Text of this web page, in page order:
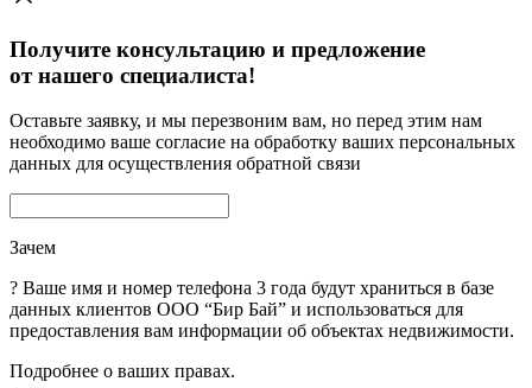
Получите консультацию и предложение
от нашего специалиста!
Оставьте заявку, и мы перезвоним вам, но перед этим нам
необходимо ваше согласие на обработку ваших персональных
данных для осуществления обратной связи
Зачем
? Ваше имя и номер телефона 3 года будут храниться в базе
данных клиентов ООО “Бир Бай” и использоваться для
предоставления вам информации об объектах недвижимости.
Подробнее о ваших правах.